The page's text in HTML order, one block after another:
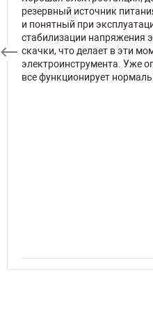
резервный источник
и понятный при
стабилизации напряжения
скачки, что делает в эти
электроинструмента. Уже
все функционирует